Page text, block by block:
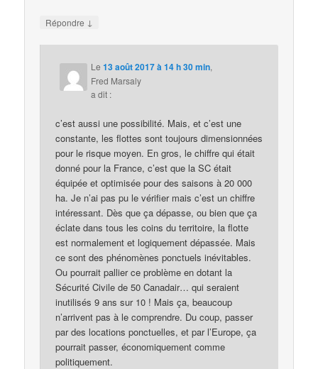
Répondre ↓
Le13 août 2017 à 14 h 30 min,
Fred Marsaly
a dit :
c’est aussi une possibilité. Mais, et c’est une
constante, les flottes sont toujours dimensionnées
pour le risque moyen. En gros, le chiffre qui était
donné pour la France, c’est que la SC était
équipée et optimisée pour des saisons à 20 000
ha. Je n’ai pas pu le vérifier mais c’est un chiffre
intéressant. Dès que ça dépasse, ou bien que ça
éclate dans tous les coins du territoire, la flotte
est normalement et logiquement dépassée. Mais
ce sont des phénomènes ponctuels inévitables.
Ou pourrait pallier ce problème en dotant la
Sécurité Civile de 50 Canadair… qui seraient
inutilisés 9 ans sur 10 ! Mais ça, beaucoup
n’arrivent pas à le comprendre. Du coup, passer
par des locations ponctuelles, et par l’Europe, ça
pourrait passer, économiquement comme
politiquement.